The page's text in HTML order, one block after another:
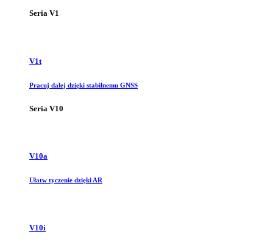
Seria V1
V1t
Pracuj dalej dzięki stabilnemu GNSS
Seria V10
V10a
Ułatw tyczenie dzięki AR
V10i